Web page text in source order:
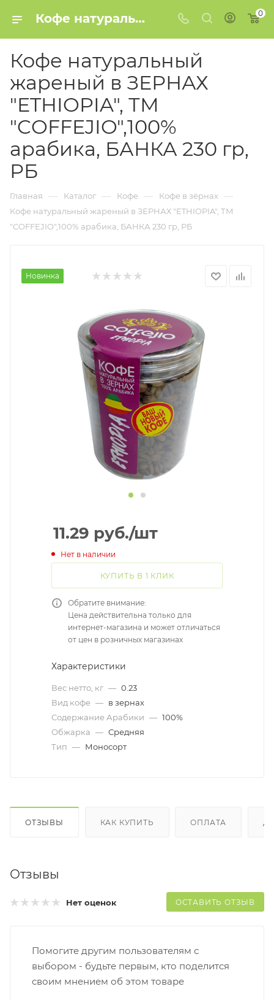
Кофе натуральный жареный в ЗЕРНАХ "ETHIOPIA", ТМ "COFFEJIO",100% арабика, БАНКА 230 гр, РБ купить в Минске 0
Кофе натуральный
жареный в ЗЕРНАХ
"ETHIOPIA", ТМ
"COFFEJIO",100%
арабика, БАНКА 230 гр,
РБ
Главная — Каталог — Кофе — Кофе в зёрнах —
Кофе натуральный жареный в ЗЕРНАХ "ETHIOPIA", ТМ
"COFFEJIO",100% арабика, БАНКА 230 гр, РБ
Новинка
11.29 руб./шт
Нет в наличии
КУПИТЬ В 1 КЛИК
Обратите внимание:
Цена действительна только для
интернет-магазина и может отличаться
от цен в розничных магазинах
Характеристики
Вес нетто, кг — 0.23
Вид кофе — в зернах
Содержание Арабики — 100%
Обжарка — Средняя
Тип — Моносорт
ОТЗЫВЫ КАК КУПИТЬ ОПЛАТА
Отзывы
Нет оценок ОСТАВИТЬ ОТЗЫВ
Помогите другим пользователям с
выбором - будьте первым, кто поделится
своим мнением об этом товаре